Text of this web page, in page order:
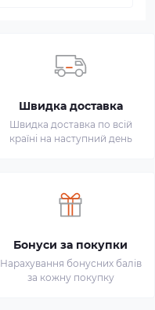
Швидка доставка
Швидка доставка по всій
країні на наступний день
Бонуси за покупки
Нарахування бонусних балів
за кожну покупку